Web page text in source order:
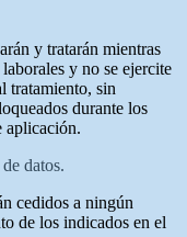
y tratarán mientras
y no se ejercite
tratamiento, sin
durante los
aplicación.
datos.
cedidos a ningún
de los indicados en el